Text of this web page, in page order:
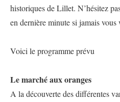
historiques de Lillet. N’hésitez
en dernière minute si jamais vous
Voici le programme prévu
Le marché aux oranges
A la découverte des différentes